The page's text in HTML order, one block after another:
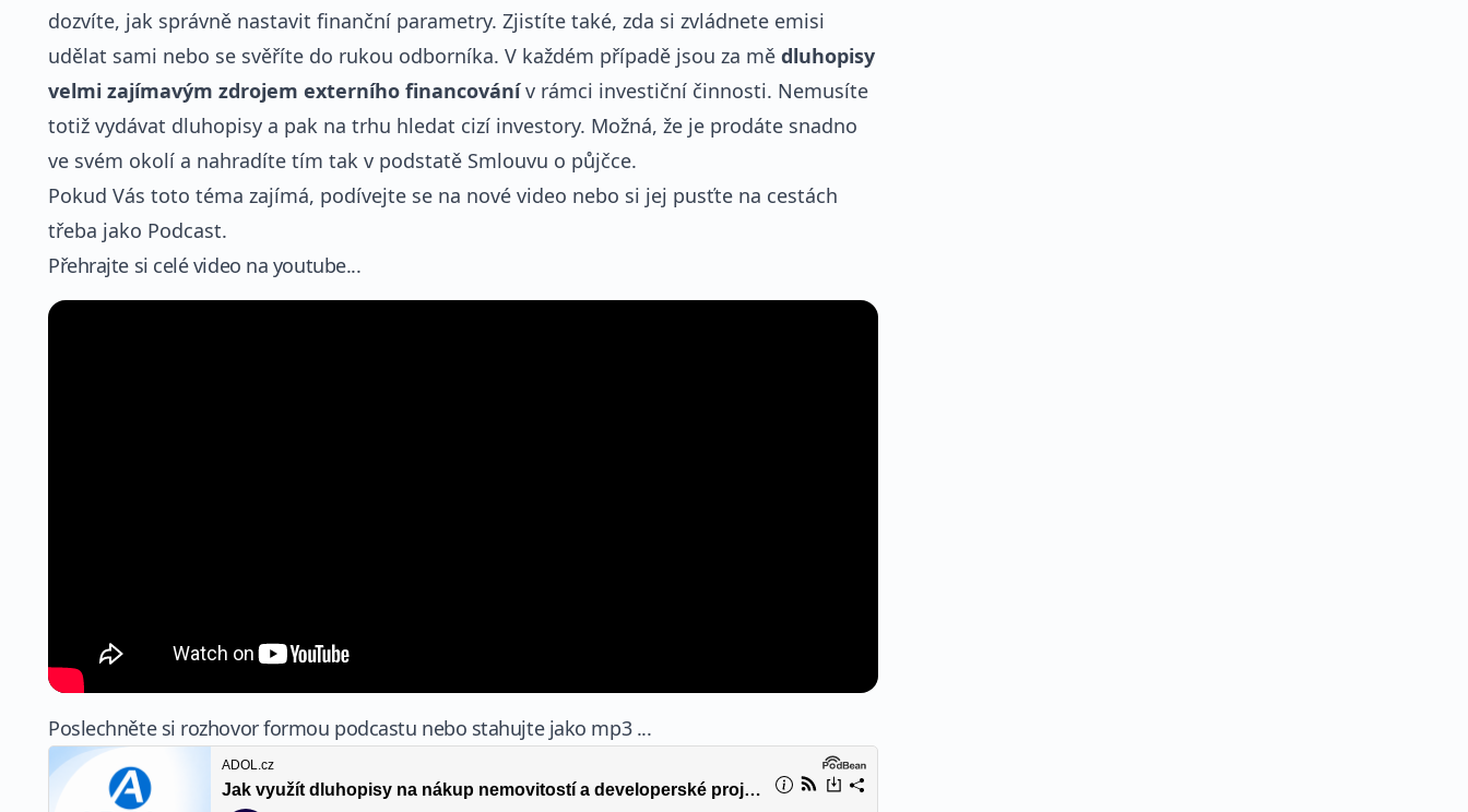
dozvíte, jak správně nastavit finanční parametry. Zjistíte také, zda si zvládnete emisi
udělat sami nebo se svěříte do rukou odborníka. V každém případě jsou za mě dluhopisy
velmi zajímavým zdrojem externího financovánív rámci investiční činnosti. Nemusíte
totiž vydávat dluhopisy a pak na trhu hledat cizí investory. Možná, že je prodáte snadno
ve svém okolí a nahradíte tím tak v podstatě Smlouvu o půjčce.
Pokud Vás toto téma zajímá, podívejte se na nové video nebo si jej pusťte na cestách
třeba jako Podcast.
Přehrajte si celé video na youtube...
Poslechněte si rozhovor formou podcastu nebo stahujte jako mp3 ...